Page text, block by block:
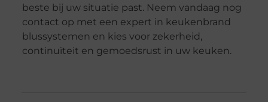
beste bij uw situatie past. Neem vandaag nog
contact op met een expert in keukenbrand
blussystemen en kies voor zekerheid,
continuïteit en gemoedsrust in uw keuken.